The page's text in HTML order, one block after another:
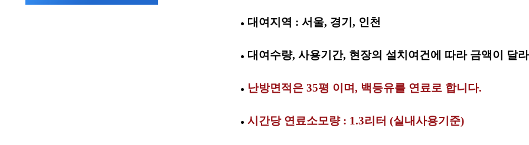
●대여지역 : 서울, 경기, 인천
●대여수량, 사용기간, 현장의 설치여건에 따라 금액이 달
● 난방면적은 35평 이며, 백등유를 연료로 합니다.
● 시간당 연료소모량 : 1.3리터 (실내사용기준)